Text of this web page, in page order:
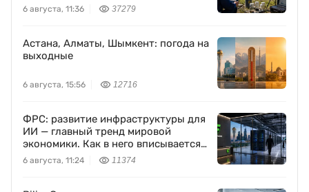
6 августа, 11:36 37279
Астана, Алматы, Шымкент: погода на
выходные
6 августа, 15:56 12716
ФРС: развитие инфраструктуры для
ИИ — главный тренд мировой
экономики. Как в него вписывается
Freedom Holding Corp.
6 августа, 11:24 11374